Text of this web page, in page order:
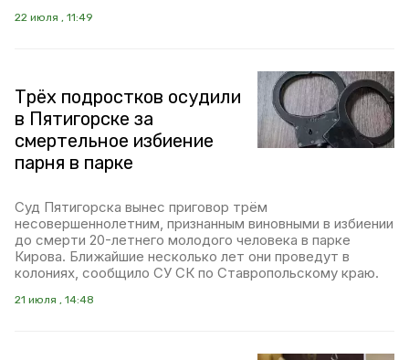
22 июля , 11:49
Трёх подростков осудили
в Пятигорске за
смертельное избиение
парня в парке
Суд Пятигорска вынес приговор трём
несовершеннолетним, признанным виновными в избиении
до смерти 20-летнего молодого человека в парке
Кирова. Ближайшие несколько лет они проведут в
колониях, сообщило СУ СК по Ставропольскому краю.
21 июля , 14:48